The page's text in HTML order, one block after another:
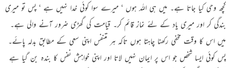
کچھ وحی کیا جاتا ہے۔ میں ہی اللہ ہوں ‘ میرے سوا کوئی خدا نہیں ہے ‘ پس تو میری
بندگی کر اور میری یاد کے لئے نماز قائم کر۔ قیامت کی گھڑی ضرور آنے والی ہے۔
میں اس کا وقت مخفی رکھنا چاہتا ہوں تاکہ ہر متنفس اپنی سعی کے مطابق بدلہ پائے۔
پس کوئی ایسا شخص جو اس پر ایمان نہیں لاتا اور اپنی خواہش نفس کا بندہ بن گیا ہے